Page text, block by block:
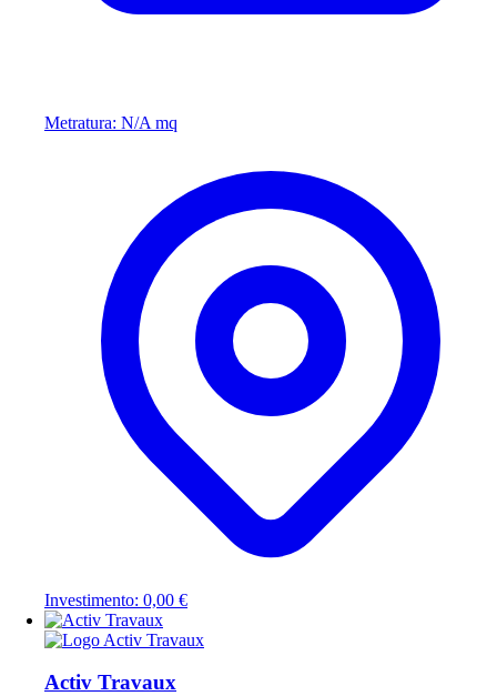
Metratura: N/A mq
Investimento: 0,00 €
Activ Travaux